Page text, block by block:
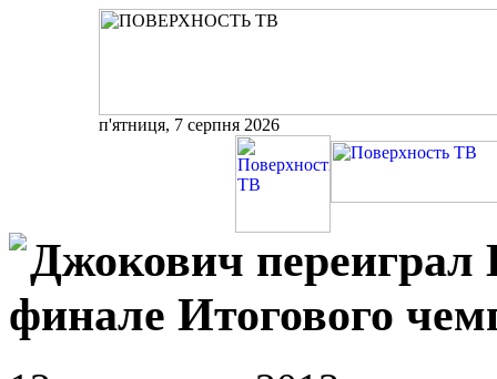
п'ятниця, 7 серпня 2026
Джокович переиграл
финале Итогового